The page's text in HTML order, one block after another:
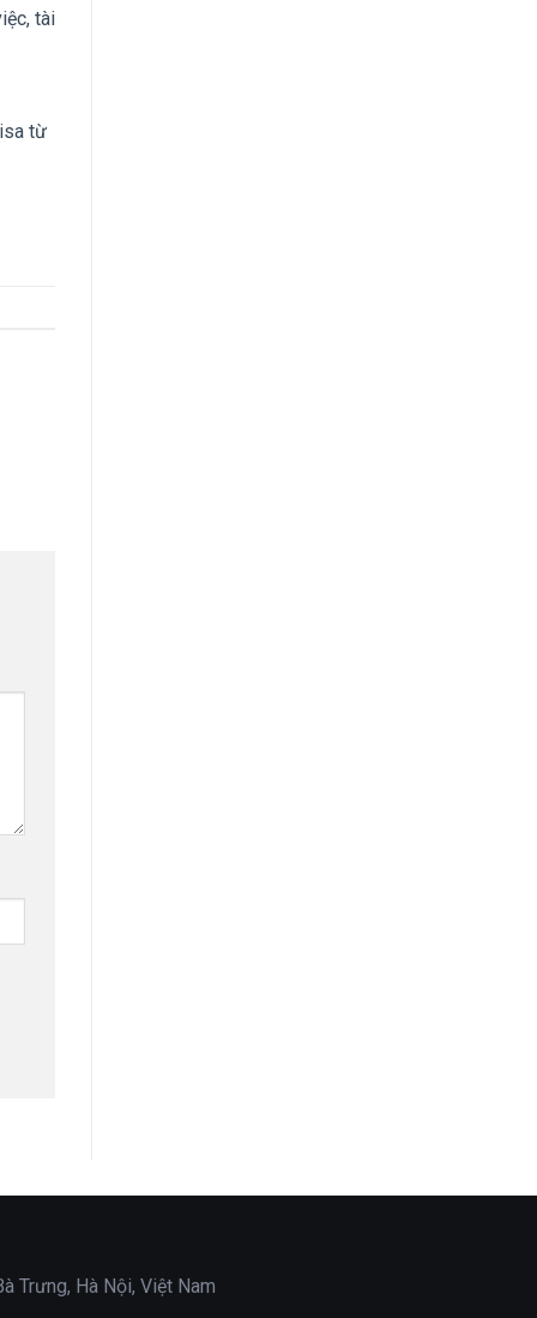
tài
từ
Trưng, Hà Nội, Việt Nam